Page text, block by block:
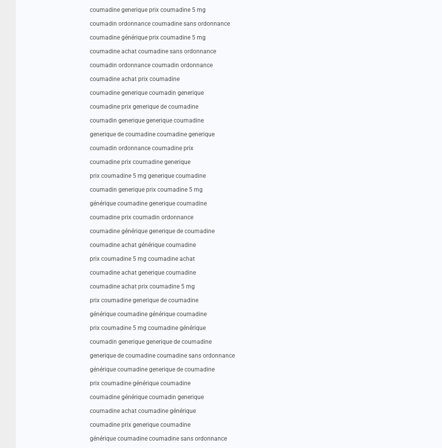
coumadine generique prix coumadine 5 mg
coumadin ordonnance coumadine sans ordonnance
coumadine générique prix coumadine 5 mg
coumadine achat coumadine sans ordonnance
coumadin ordonnance coumadin ordonnance
coumadine achat prix coumadine
coumadine generique coumadin generique
coumadine prix generique de coumadine
coumadin generique generique coumadine
generique de coumadine coumadine generique
coumadin ordonnance coumadine prix
coumadine prix coumadine generique
prix coumadine 5 mg generique coumadine
coumadin generique prix coumadine 5 mg
générique coumadine generique coumadine
coumadine prix coumadin ordonnance
coumadine générique generique de coumadine
coumadine achat générique coumadine
prix coumadine 5 mg coumadine achat
coumadine achat generique coumadine
coumadine achat prix coumadine 5 mg
prix coumadine generique de coumadine
générique coumadine générique coumadine
prix coumadine 5 mg coumadine générique
coumadin generique generique de coumadine
generique de coumadine coumadine sans ordonnance
générique coumadine generique de coumadine
prix coumadine générique coumadine
coumadine générique coumadin generique
coumadine achat coumadine générique
coumadine prix generique coumadine
générique coumadine coumadine sans ordonnance